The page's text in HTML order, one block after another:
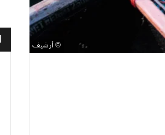
أرشيف